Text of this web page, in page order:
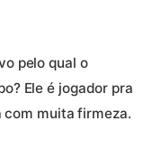
pelo qual o
Ele é jogador pra
com muita firmeza.